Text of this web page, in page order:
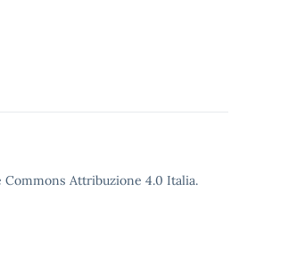
Attribuzione 4.0 Italia.